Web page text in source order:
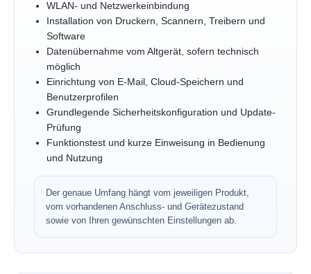
WLAN- und Netzwerkeinbindung
Installation von Druckern, Scannern, Treibern und
Software
Datenübernahme vom Altgerät, sofern technisch
möglich
Einrichtung von E-Mail, Cloud-Speichern und
Benutzerprofilen
Grundlegende Sicherheitskonfiguration und Update-
Prüfung
Funktionstest und kurze Einweisung in Bedienung
und Nutzung
Der genaue Umfang hängt vom jeweiligen Produkt,
vom vorhandenen Anschluss- und Gerätezustand
sowie von Ihren gewünschten Einstellungen ab.